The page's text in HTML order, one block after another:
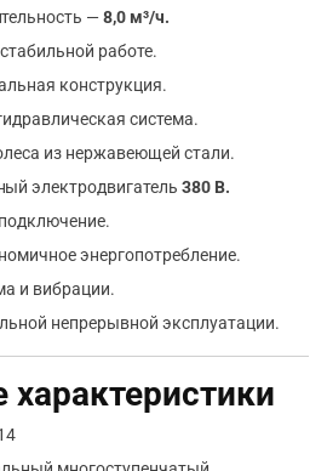
—8,0 м³/ч.
работе.
конструкция.
система.
из нержавеющей стали.
электродвигатель 380 В.
энергопотребление.
и вибрации.
непрерывной эксплуатации.
характеристики